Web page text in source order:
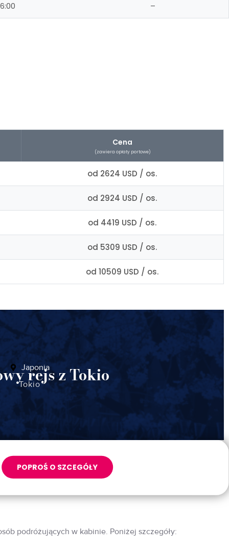
–
Cena
(zawiera opłaty portowe)
od 2624 USD / os.
od 2924 USD / os.
od 4419 USD / os.
od 5309 USD / os.
od 10509 USD / os.
Japonia
rejs z Tokio
Tokio
POPROŚ O SZCEGÓŁY
podróżujących w kabinie. Poniżej szczegóły: